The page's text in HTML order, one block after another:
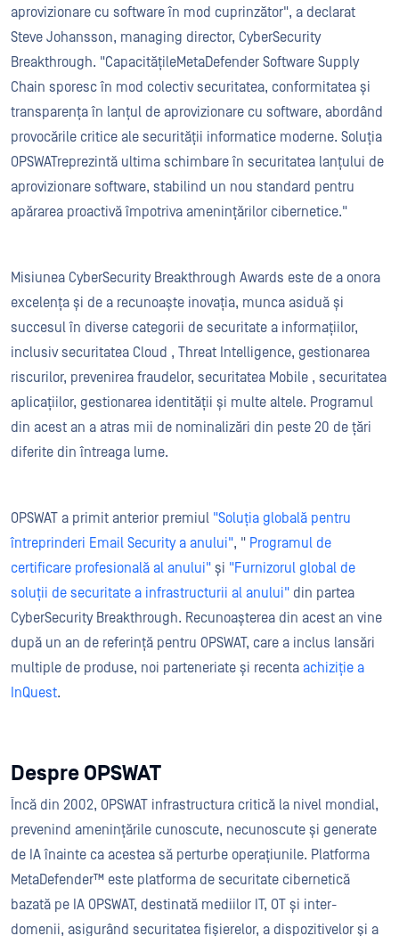
aprovizionare cu software în mod cuprinzător", a declarat
Steve Johansson, managing director, CyberSecurity
Breakthrough. "CapacitățileMetaDefender Software Supply
Chain sporesc în mod colectiv securitatea, conformitatea și
transparența în lanțul de aprovizionare cu software, abordând
provocările critice ale securității informatice moderne. Soluția
OPSWATreprezintă ultima schimbare în securitatea lanțului de
aprovizionare software, stabilind un nou standard pentru
apărarea proactivă împotriva amenințărilor cibernetice."
Misiunea CyberSecurity Breakthrough Awards este de a onora
excelența și de a recunoaște inovația, munca asiduă și
succesul în diverse categorii de securitate a informațiilor,
inclusiv securitatea Cloud , Threat Intelligence, gestionarea
riscurilor, prevenirea fraudelor, securitatea Mobile , securitatea
aplicațiilor, gestionarea identității și multe altele. Programul
din acest an a atras mii de nominalizări din peste 20 de țări
diferite din întreaga lume.
OPSWAT a primit anterior premiul "Soluția globală pentru
întreprinderi Email Security a anului", " Programul de
certificare profesională al anului" și "Furnizorul global de
soluții de securitate a infrastructurii al anului" din partea
CyberSecurity Breakthrough. Recunoașterea din acest an vine
după un an de referință pentru OPSWAT, care a inclus lansări
multiple de produse, noi parteneriate și recenta achiziție a
InQuest.
Despre OPSWAT
Încă din 2002, OPSWAT infrastructura critică la nivel mondial,
prevenind amenințările cunoscute, necunoscute și generate
de IA înainte ca acestea să perturbe operațiunile. Platforma
MetaDefender™ este platforma de securitate cibernetică
bazată pe IA OPSWAT, destinată mediilor IT, OT și inter-
domenii, asigurând securitatea fișierelor, a dispozitivelor și a